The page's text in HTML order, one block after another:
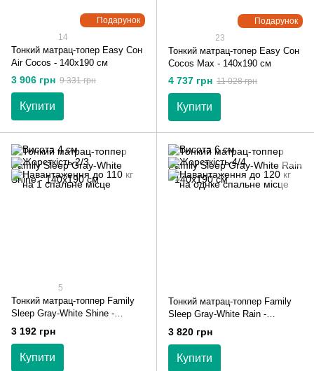
Подарунок
14
Тонкий матрац-топер Easy Сон
Air Cocos - 140х190 см
3 906 грн 9 331 грн
Купити
Подарунок
23
Тонкий матрац-топер Easy Сон
Cocos Max - 140х190 см
4 737 грн 11 028 грн
Купити
5
Тонкий матрац-топпер Family
Sleep Gray-White Shine -
140х190 см
3 192 грн
Купити
Тонкий матрац-топпер Family
Sleep Gray-White Rain -
140х190 см
3 820 грн
Купити